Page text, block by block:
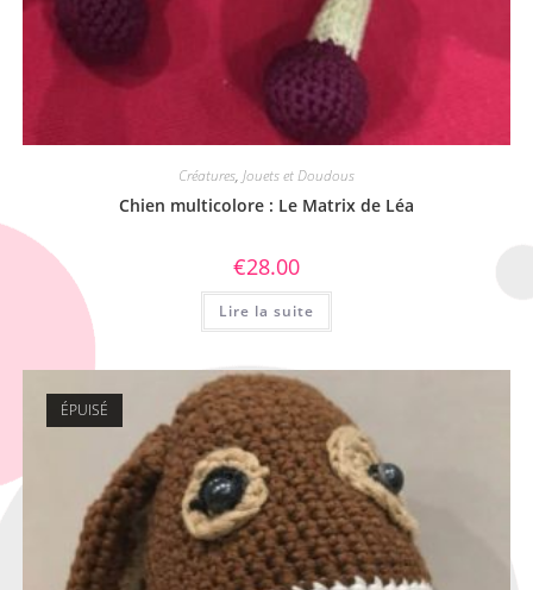
Créatures, Jouets et Doudous
Chien multicolore : Le Matrix de Léa
€28.00
Lire la suite
ÉPUISÉ